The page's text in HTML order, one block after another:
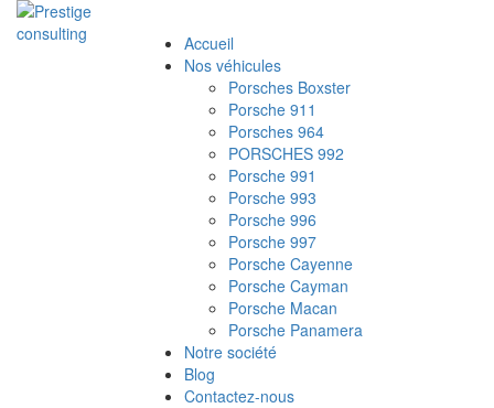
Accueil
Nos véhicules
Porsches Boxster
Porsche 911
Porsches 964
PORSCHES 992
Porsche 991
Porsche 993
Porsche 996
Porsche 997
Porsche Cayenne
Porsche Cayman
Porsche Macan
Porsche Panamera
Notre société
Blog
Contactez-nous